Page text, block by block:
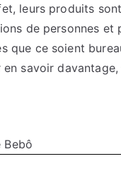
leurs produits
de personnes et
que ce soient
en savoir
Bebô